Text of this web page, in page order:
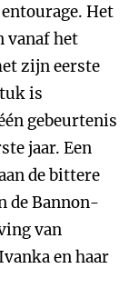
Het
vanaf het
zijn eerste
is
gebeurtenis
jaar. Een
de bittere
de Bannon-
van
en haar